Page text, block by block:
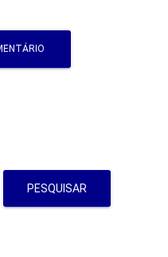
PESQUISAR